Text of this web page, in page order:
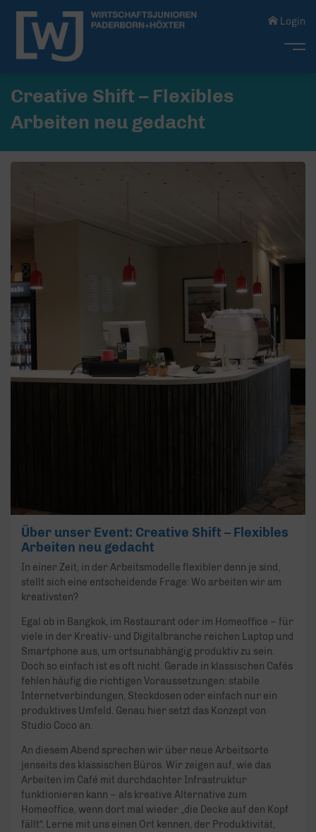
Login
Creative Shift – Flexibles
Arbeiten neu gedacht
Über unser Event: Creative Shift – Flexibles
Arbeiten neu gedacht
In einer Zeit, in der Arbeitsmodelle flexibler denn je sind,
stellt sich eine entscheidende Frage: Wo arbeiten wir am
kreativsten?
Egal ob in Bangkok, im Restaurant oder im Homeoffice – für
viele in der Kreativ- und Digitalbranche reichen Laptop und
Smartphone aus, um ortsunabhängig produktiv zu sein.
Doch so einfach ist es oft nicht. Gerade in klassischen Cafés
fehlen häufig die richtigen Voraussetzungen: stabile
Internetverbindungen, Steckdosen oder einfach nur ein
produktives Umfeld. Genau hier setzt das Konzept von
Studio Coco an.
An diesem Abend sprechen wir über neue Arbeitsorte
jenseits des klassischen Büros. Wir zeigen auf, wie das
Arbeiten im Café mit durchdachter Infrastruktur
funktionieren kann – als kreative Alternative zum
Homeoffice, wenn dort mal wieder „die Decke auf den Kopf
fällt“. Lerne mit uns einen Ort kennen, der Produktivität,